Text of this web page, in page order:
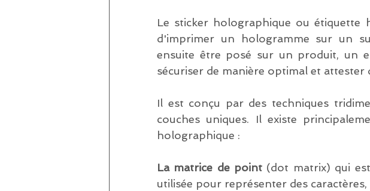
Le sticker holographique ou étiquette
d'imprimer un hologramme sur un
ensuite être posé sur un produit, un
sécuriser de manière optimal et attester
Il est conçu par des techniques
couches uniques. Il existe
holographique :
La matrice de point (dot matrix) qui
utilisée pour représenter des